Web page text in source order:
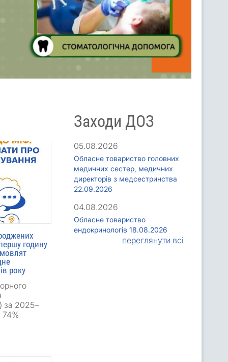
годину
року
за 2025–
Заходи ДОЗ
05.08.2026
Обласне товариство головних
медичних сестер, медичних
директорів з медсестринства
22.09.2026
04.08.2026
Обласне товариство
ендокринологів 18.08.2026
переглянути всі